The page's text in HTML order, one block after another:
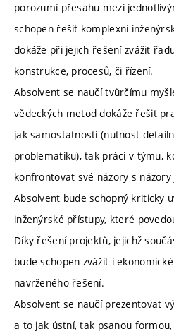
porozumí přesahu mezi
schopen řešit komplexní
dokáže při jejich řešení zvážit
konstrukce, procesů, či řízení.
Absolvent se naučí tvůrčímu
vědeckých metod dokáže řešit
jak samostatnosti (nutnost
problematiku), tak práci v týmu,
konfrontovat své názory s názory
Absolvent bude schopný kriticky
inženýrské přístupy, které
Díky řešení projektů, jejichž
bude schopen zvážit i
navrženého řešení.
Absolvent se naučí prezentovat
a to jak ústní, tak psanou